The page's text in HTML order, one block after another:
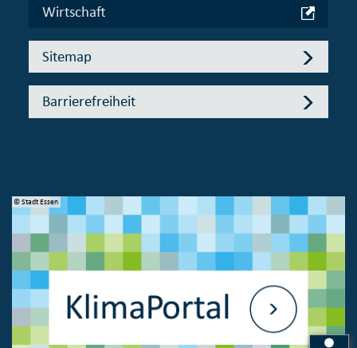
Wirtschaft
Sitemap
Barrierefreiheit
© Stadt Essen